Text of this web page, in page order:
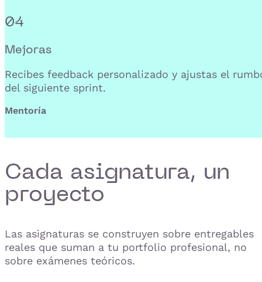
04
Mejoras
Recibes feedback personalizado y ajustas el
del siguiente sprint.
Mentoría
Cada asignatura, un
proyecto
Las asignaturas se construyen sobre entregables
reales que suman a tu portfolio profesional, no
sobre exámenes teóricos.